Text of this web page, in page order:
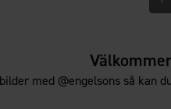
med @engelsons så kan